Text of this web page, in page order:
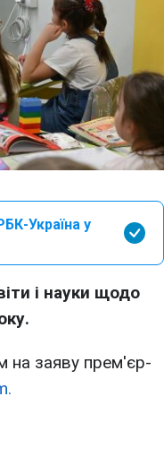
Україна у
і науки щодо
на заяву прем'єр-